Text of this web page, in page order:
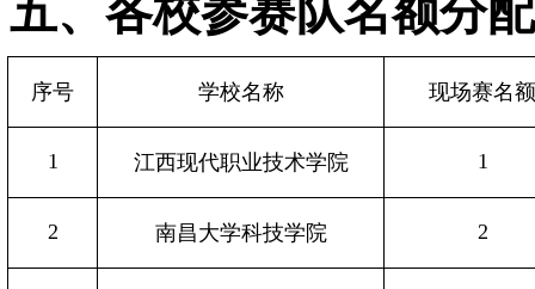
五、各校参赛队名额分
序号 学校名称 现场赛名
1 江西现代职业技术学院 1
2 南昌大学科技学院 2